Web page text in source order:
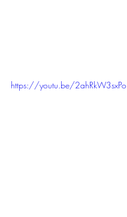
https://youtu.be/2ahRkW3sxPo